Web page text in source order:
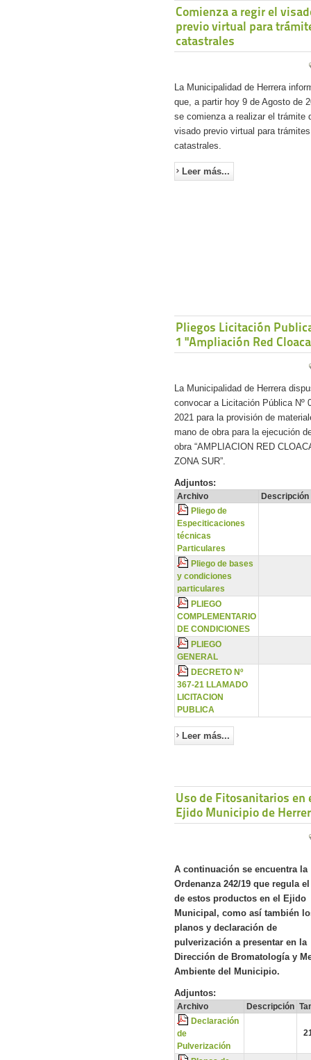
Comienza a regir el
previo virtual para
catastrales
La Municipalidad de Herrera
que, a partir hoy 9 de Agosto de
se comienza a realizar el trámite
visado previo virtual para trámites
catastrales.
Leer más...
Pliegos Licitación
1 "Ampliación Red
La Municipalidad de Herrera
convocar a Licitación Pública Nº
2021 para la provisión de
mano de obra para la ejecución
obra “AMPLIACION RED
ZONA SUR”.
Adjuntos:
Archivo
Descripción
Pliego de
Especiticaciones
técnicas
Particulares
Pliego de bases
y condiciones
particulares
PLIEGO
COMPLEMENTARIO
DE CONDICIONES
PLIEGO
GENERAL
DECRETO Nº
367-21 LLAMADO
LICITACION
PUBLICA
Leer más...
Uso de Fitosanitarios en
Ejido Municipio de
A continuación se encuentra la
Ordenanza 242/19 que regula
de estos productos en el Ejido
Municipal, como así también
planos y declaración de
pulverización a presentar en la
Dirección de Bromatología y
Ambiente del Municipio.
Adjuntos:
Archivo Descripción
Declaración
de
Pulverización